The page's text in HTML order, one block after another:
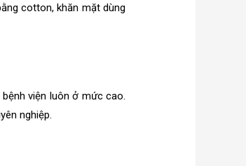
cotton, khăn mặt dùng
viện luôn ở mức cao.
nghiệp.